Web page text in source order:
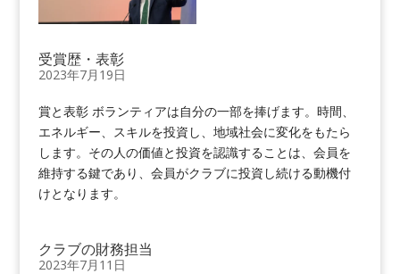
受賞歴・表彰
2023年7月19日
賞と表彰 ボランティアは自分の一部を捧げます。時間、
エネルギー、スキルを投資し、地域社会に変化をもたら
します。その人の価値と投資を認識することは、会員を
維持する鍵であり、会員がクラブに投資し続ける動機付
けとなります。
クラブの財務担当
2023年7月11日